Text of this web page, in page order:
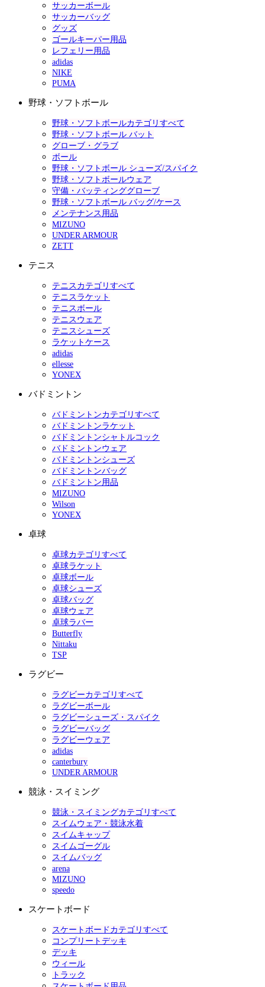
サッカーボール
サッカーバッグ
グッズ
ゴールキーパー用品
レフェリー用品
adidas
NIKE
PUMA
野球・ソフトボール
野球・ソフトボールカテゴリすべて
野球・ソフトボール バット
グローブ・グラブ
ボール
野球・ソフトボール シューズ/スパイク
野球・ソフトボールウェア
守備・バッティンググローブ
野球・ソフトボール バッグ/ケース
メンテナンス用品
MIZUNO
UNDER ARMOUR
ZETT
テニス
テニスカテゴリすべて
テニスラケット
テニスボール
テニスウェア
テニスシューズ
ラケットケース
adidas
ellesse
YONEX
バドミントン
バドミントンカテゴリすべて
バドミントンラケット
バドミントンシャトルコック
バドミントンウェア
バドミントンシューズ
バドミントンバッグ
バドミントン用品
MIZUNO
Wilson
YONEX
卓球
卓球カテゴリすべて
卓球ラケット
卓球ボール
卓球シューズ
卓球バッグ
卓球ウェア
卓球ラバー
Butterfly
Nittaku
TSP
ラグビー
ラグビーカテゴリすべて
ラグビーボール
ラグビーシューズ・スパイク
ラグビーバッグ
ラグビーウェア
adidas
canterbury
UNDER ARMOUR
競泳・スイミング
競泳・スイミングカテゴリすべて
スイムウェア・競泳水着
スイムキャップ
スイムゴーグル
スイムバッグ
arena
MIZUNO
speedo
スケートボード
スケートボードカテゴリすべて
コンプリートデッキ
デッキ
ウィール
トラック